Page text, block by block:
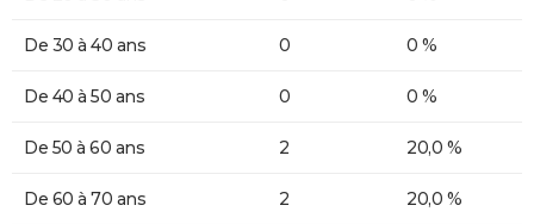
De 30 à 40 ans 0 0 %
De 40 à 50 ans 0 0 %
De 50 à 60 ans 2 20,0 %
De 60 à 70 ans 2 20,0 %